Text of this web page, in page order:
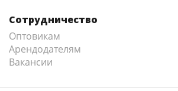
Сотрудничество
Оптовикам
Арендодателям
Вакансии